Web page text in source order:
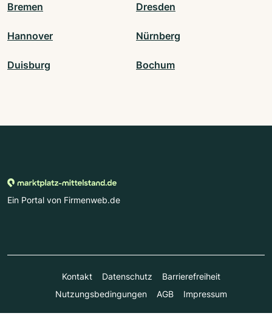
Bremen Dresden
Hannover Nürnberg
Duisburg Bochum
Ein Portal von Firmenweb.de
Kontakt Datenschutz
Barrierefreiheit
Nutzungsbedingungen
AGB Impressum